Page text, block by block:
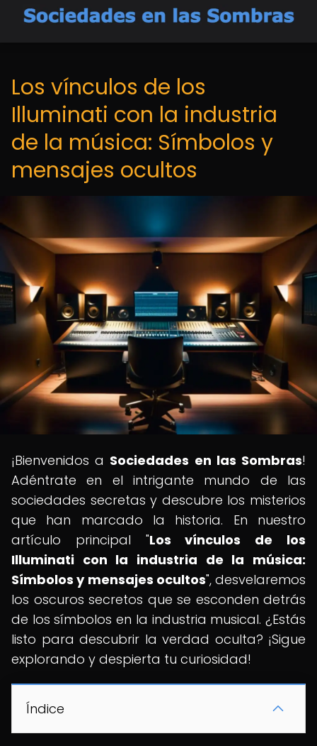
Los vínculos de los
Illuminati con la industria
de la música: Símbolos y
mensajes ocultos
¡Bienvenidos a Sociedades en las Sombras!
Adéntrate en el intrigante mundo de las
sociedades secretas y descubre los misterios
que han marcado la historia. En nuestro
artículo principal "Los vínculos de los
Illuminati con la industria de la música:
Símbolos y mensajes ocultos", desvelaremos
los oscuros secretos que se esconden detrás
de los símbolos en la industria musical. ¿Estás
listo para descubrir la verdad oculta? ¡Sigue
explorando y despierta tu curiosidad!
Índice